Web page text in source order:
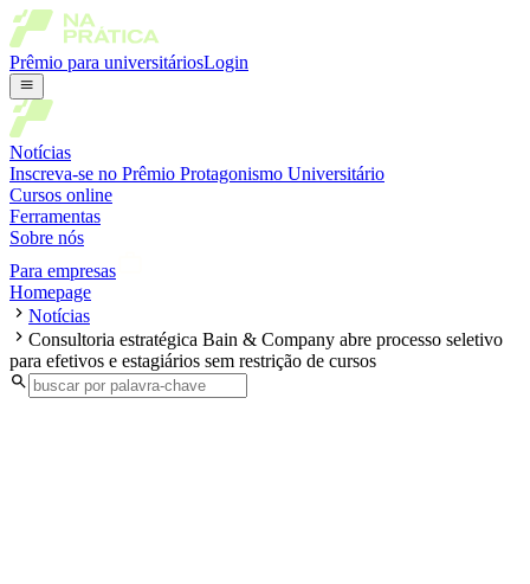
Prêmio para universitáriosLogin
Notícias
Inscreva-se no Prêmio Protagonismo Universitário
Cursos online
Ferramentas
Sobre nós
Para empresas
Homepage
Notícias
Consultoria estratégica Bain & Company abre processo seletivo
para efetivos e estagiários sem restrição de cursos